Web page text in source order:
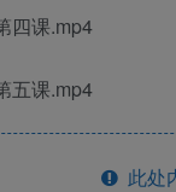
四课.mp4
五课.mp4
此处